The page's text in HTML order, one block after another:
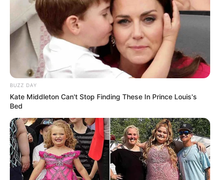
BUZZ DAY
Kate Middleton Can't Stop Finding These In Prince Louis's
Bed